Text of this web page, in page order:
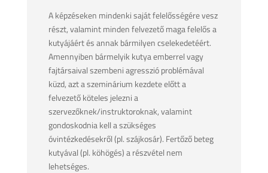
A képzéseken mindenki saját felelősségére vesz
részt, valamint minden felvezető maga felelős a
kutyájáért és annak bármilyen cselekedetéért.
Amennyiben bármelyik kutya emberrel vagy
fajtársaival szembeni agresszió problémával
küzd, azt a szeminárium kezdete előtt a
felvezető köteles jelezni a
szervezőknek/instruktoroknak, valamint
gondoskodnia kell a szükséges
óvintézkedésekről (pl. szájkosár). Fertőző beteg
kutyával (pl. köhögés) a részvétel nem
lehetséges.